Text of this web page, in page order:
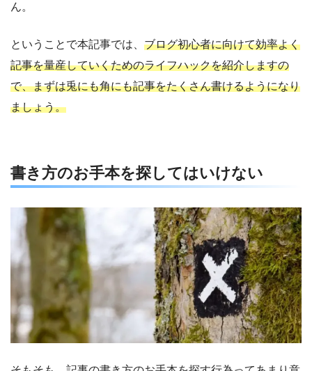
ん。
ということで本記事では、 ブログ初心者に向けて効率よく
記事を量産していくためのライフハックを紹介しますの
で、まずは兎にも角にも記事をたくさん書けるようになり
ましょう。
書き方のお手本を探してはいけない